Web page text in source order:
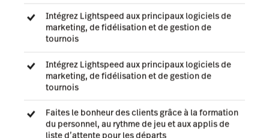
Intégrez Lightspeed aux principaux logiciels de
marketing, de fidélisation et de gestion de
tournois
Intégrez Lightspeed aux principaux logiciels de
marketing, de fidélisation et de gestion de
tournois
Faites le bonheur des clients grâce à la formation
du personnel, au rythme de jeu et aux applis de
liste d’attente pour les départs